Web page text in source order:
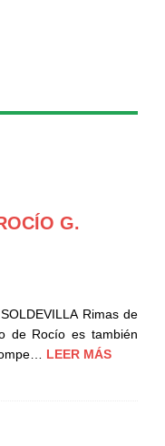
G.
Rimas de
de Rocío es también
LEER MÁS